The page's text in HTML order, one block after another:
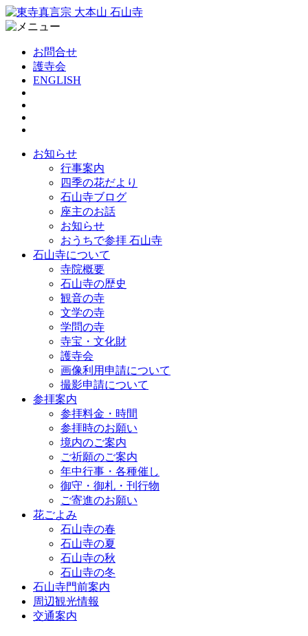
お問合せ
護寺会
ENGLISH
お知らせ
行事案内
四季の花だより
石山寺ブログ
座主のお話
お知らせ
おうちで参拝 石山寺
石山寺について
寺院概要
石山寺の歴史
観音の寺
文学の寺
学問の寺
寺宝・文化財
護寺会
画像利用申請について
撮影申請について
参拝案内
参拝料金・時間
参拝時のお願い
境内のご案内
ご祈願のご案内
年中行事・各種催し
御守・御札・刊行物
ご寄進のお願い
花ごよみ
石山寺の春
石山寺の夏
石山寺の秋
石山寺の冬
石山寺門前案内
周辺観光情報
交通案内